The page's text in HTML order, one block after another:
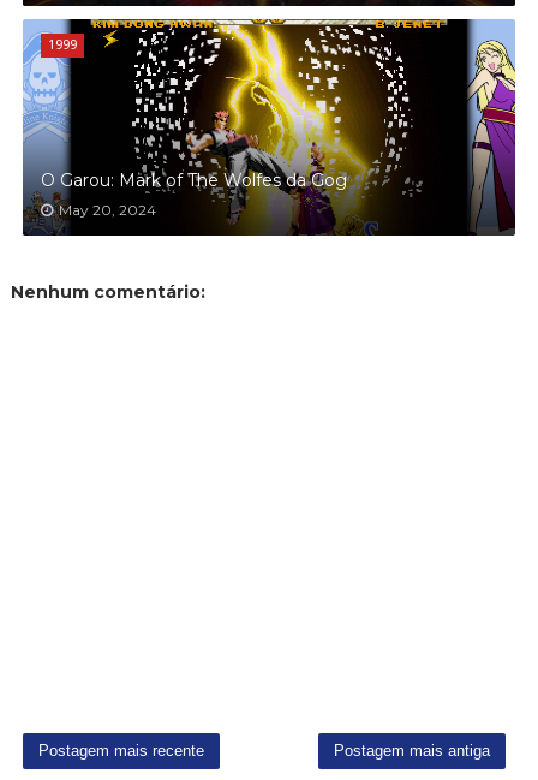
1999
O Garou: Mark of The Wolfes da Gog
May 20, 2024
Nenhum comentário:
Postagem mais recente Postagem mais antiga